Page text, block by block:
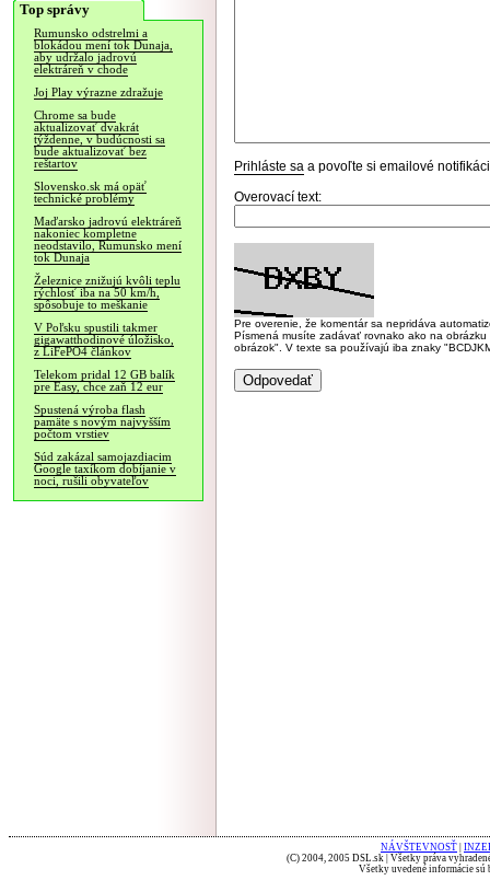
Top správy
Rumunsko odstrelmi a
blokádou mení tok Dunaja,
aby udržalo jadrovú
elektráreň v chode
Joj Play výrazne zdražuje
Chrome sa bude
aktualizovať dvakrát
týždenne, v budúcnosti sa
bude aktualizovať bez
reštartov
Slovensko.sk má opäť
technické problémy
Maďarsko jadrovú elektráreň
nakoniec kompletne
neodstavilo, Rumunsko mení
tok Dunaja
Železnice znižujú kvôli teplu
rýchlosť iba na 50 km/h,
spôsobuje to meškanie
V Poľsku spustili takmer
gigawatthodinové úložisko,
z LiFePO4 článkov
Telekom pridal 12 GB balík
pre Easy, chce zaň 12 eur
Spustená výroba flash
pamäte s novým najvyšším
počtom vrstiev
Súd zakázal samojazdiacim
Google taxíkom dobíjanie v
noci, rušili obyvateľov
Prihláste sa a povoľte si emailové
Overovací text:
Pre overenie, že komentár sa nepridáva
Písmená musíte zadávať rovnako ako na
obrázok". V texte sa používajú iba znaky
NÁVŠTEVNOSŤ
(C) 2004, 2005 DSL.sk | Všetky práva
Všetky uvedené informácie sú